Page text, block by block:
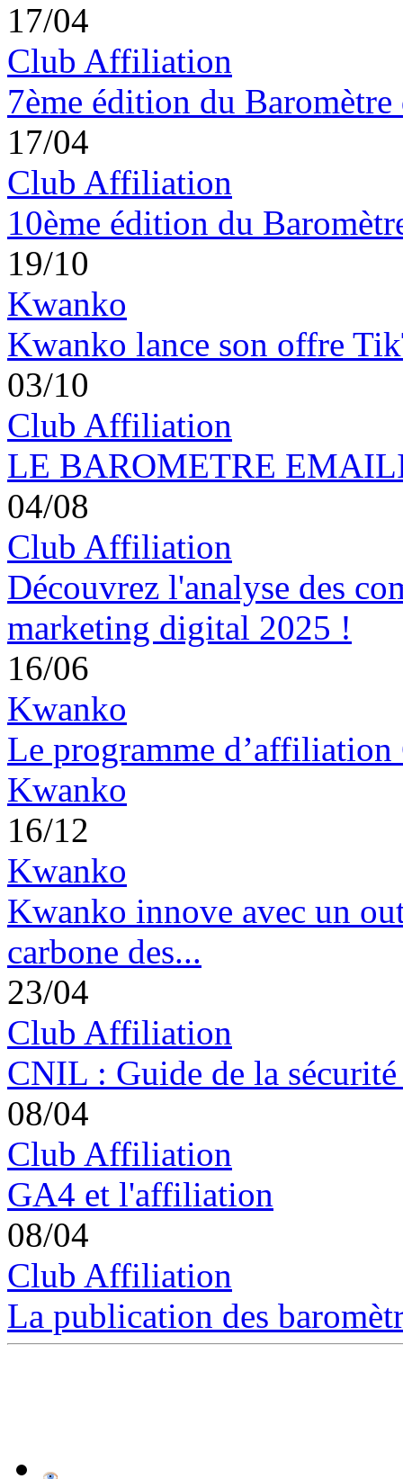
17/04
Club Affiliation
7ème édition du Baromètre
17/04
Club Affiliation
10ème édition du
19/10
Kwanko
Kwanko lance son offre
03/10
Club Affiliation
LE BAROMETRE
04/08
Club Affiliation
Découvrez l'analyse des
marketing digital 2025 !
16/06
Kwanko
Le programme
Kwanko
16/12
Kwanko
Kwanko innove avec un
carbone des...
23/04
Club Affiliation
CNIL : Guide de la sécurité
08/04
Club Affiliation
GA4 et l'affiliation
08/04
Club Affiliation
La publication des